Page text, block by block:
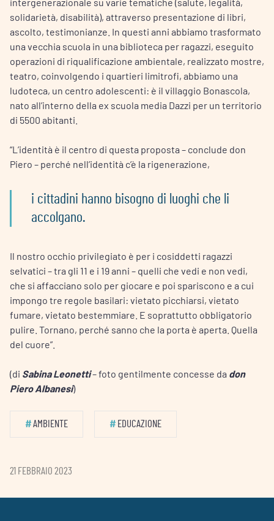
solidarietà, disabilità), attraverso presentazione di libri,
ascolto, testimonianze. In questi anni abbiamo trasformato
una vecchia scuola in una biblioteca per ragazzi, eseguito
operazioni di riqualificazione ambientale, realizzato mostre,
teatro, coinvolgendo i quartieri limitrofi, abbiamo una
ludoteca, un centro adolescenti: è il villaggio Bonascola,
nato all’interno della ex scuola media Dazzi per un territorio
di 5500 abitanti.
“L’identità è il centro di questa proposta – conclude don
Piero – perché nell’identità c’è la rigenerazione,
i cittadini hanno bisogno di luoghi che li
accolgano.
Il nostro occhio privilegiato è per i cosiddetti ragazzi
selvatici – tra gli 11 e i 19 anni – quelli che vedi e non vedi,
che si affacciano solo per giocare e poi spariscono e a cui
impongo tre regole basilari: vietato picchiarsi, vietato
fumare, vietato bestemmiare. E soprattutto obbligatorio
pulire. Tornano, perché sanno che la porta è aperta. Quella
del cuore”.
(di Sabina Leonetti– foto gentilmente concesse da don
Piero Albanesi)
#AMBIENTE # EDUCAZIONE
21 FEBBRAIO 2023